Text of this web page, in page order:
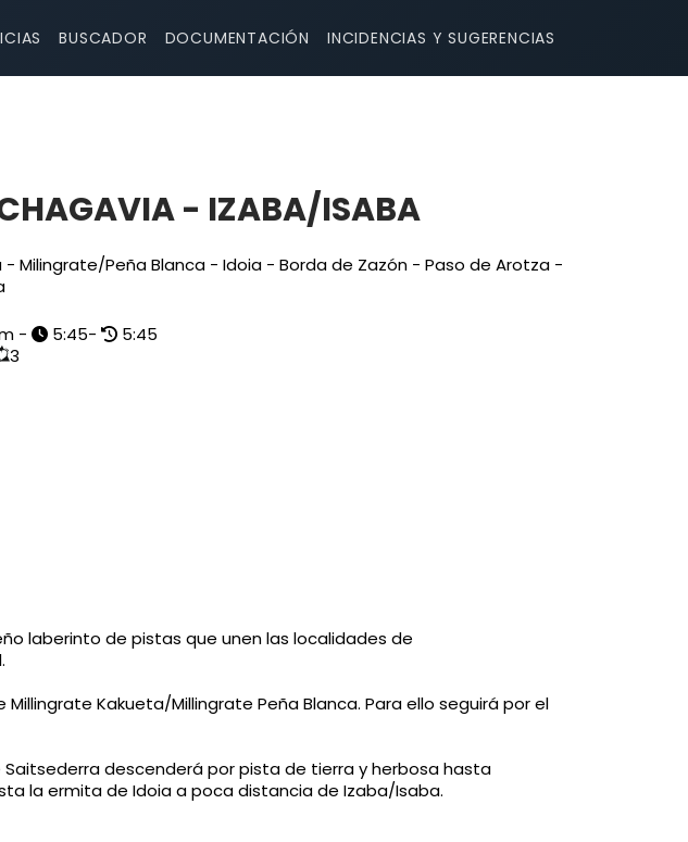
BUSCADOR DOCUMENTACIÓN INCIDENCIAS Y SUGERENCIAS
- IZABA/ISABA
Peña Blanca - Idoia - Borda de Zazón - Paso de Arotza -
- 5:45-
5:45
3
laberinto de pistas que unen las localidades de
Kakueta/Millingrate Peña Blanca. Para ello seguirá por el
descenderá por pista de tierra y herbosa hasta
la ermita de Idoia a poca distancia de Izaba/Isaba.